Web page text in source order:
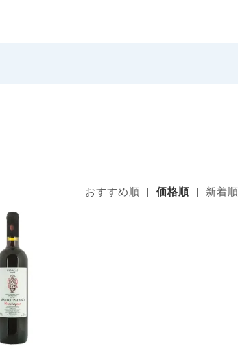
おすすめ順 | 価格順 | 新着順